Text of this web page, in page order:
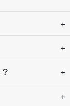
+
+
+
+